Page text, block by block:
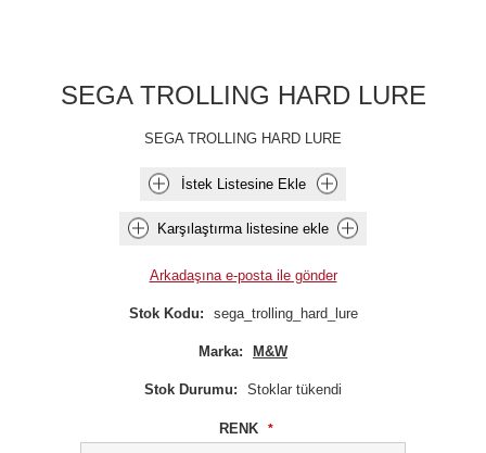
SEGA TROLLING HARD LURE
SEGA TROLLING HARD LURE
İstek Listesine Ekle
Karşılaştırma listesine ekle
Arkadaşına e-posta ile gönder
Stok Kodu: sega_trolling_hard_lure
Marka: M&W
Stok Durumu: Stoklar tükendi
RENK *